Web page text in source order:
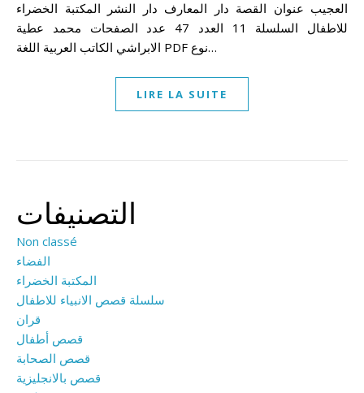
العجيب عنوان القصة دار المعارف دار النشر المكتبة الخضراء
للاطفال السلسلة 11 العدد 47 عدد الصفحات محمد عطية
الابراشي الكاتب العربية اللغة PDF نوع…
LIRE LA SUITE
التصنيفات
Non classé
الفضاء
المكتبة الخضراء
سلسلة قصص الانبياء للاطفال
قران
قصص أطفال
قصص الصحابة
قصص بالانجليزية